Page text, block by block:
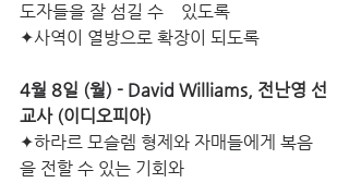
도자들을 잘 섬길 수    있도록
✦사역이 열방으로 확장이 되도록
4월 8일 (월) - David Williams, 전난영 선
교사 (이디오피아)
✦하라르 모슬렘 형제와 자매들에게 복음
을 전할 수 있는 기회와